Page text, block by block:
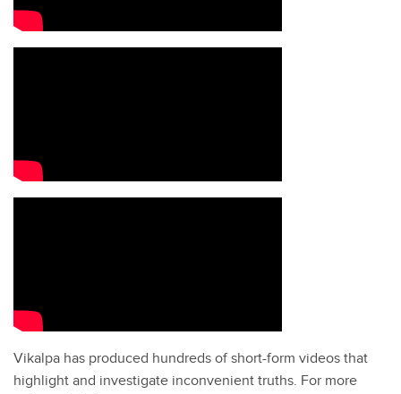
Vikalpa has produced hundreds of short-form videos that
highlight and investigate inconvenient truths. For more